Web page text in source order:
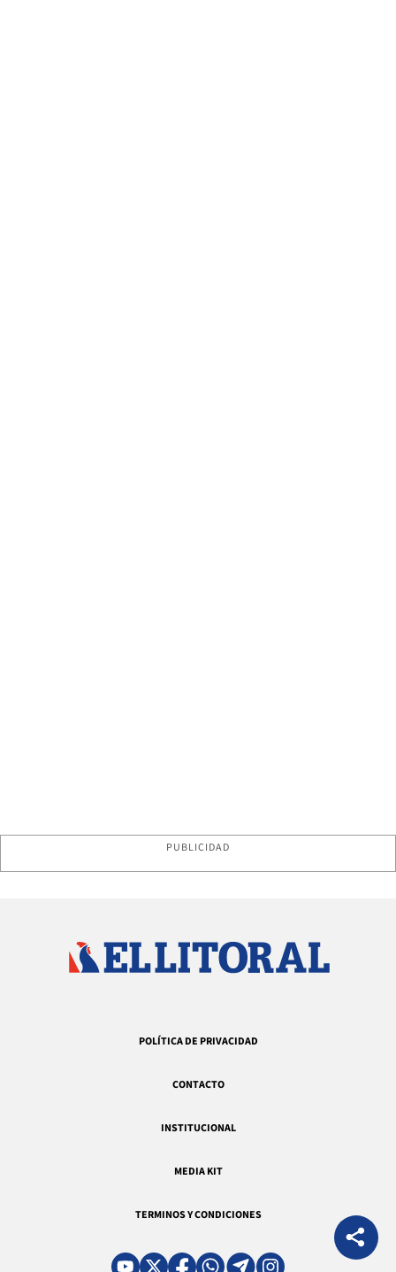
PUBLICIDAD
POLÍTICA DE PRIVACIDAD
CONTACTO
INSTITUCIONAL
MEDIA KIT
TERMINOS Y CONDICIONES